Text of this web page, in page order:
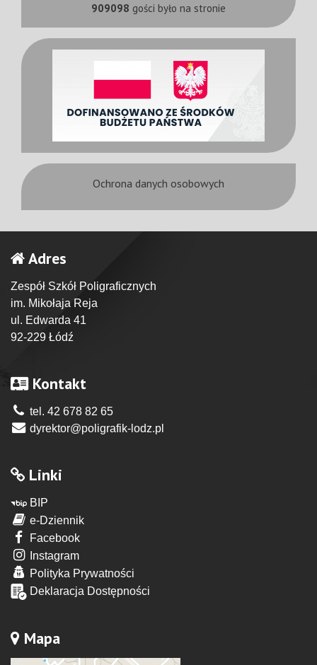
909098 gości było na stronie
Ochrona danych osobowych
Adres
Zespół Szkół Poligraficznych
im. Mikołaja Reja
ul. Edwarda 41
92-229 Łódź
Kontakt
tel. 42 678 82 65
dyrektor@poligrafik-lodz.pl
Linki
BIP
e-Dziennik
Facebook
Instagram
Polityka Prywatności
Deklaracja Dostępności
Mapa